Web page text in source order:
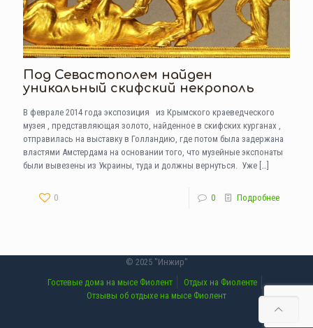
Под Севастополем найден
уникальный скифский некрополь
В феврале 2014 года экспозиция из Крымского краеведческого
музея , представляющая золото, найденное в скифских курганах ,
отправилась на выставку в Голландию, где потом была задержана
властями Амстердама на основании того, что музейные экспонаты
были вывезены из Украины, туда и должны вернуться. Уже
0 0 Подробнее
© 2025 "Инжир"
Гостевые дома на мысе Фиолент
Отдых на Фиоленте
Отзывы об отдыхе на мысе Фиолент